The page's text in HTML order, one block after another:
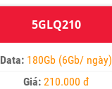
5GLQ210
Data: 180Gb (6Gb/ ngày)
Giá:210.000 đ